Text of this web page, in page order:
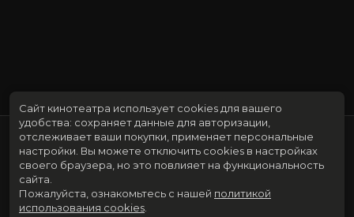
Сайт кинотеатра использует cookies для вашего
удобства: сохраняет данные для авторизации,
отслеживает ваши покупки, применяет персональные
настройки. Вы можете отключить cookies в настройках
своего браузера, но это повлияет на функциональность
сайта.
Пожалуйста, ознакомьтесь с нашей политикой
использования cookies